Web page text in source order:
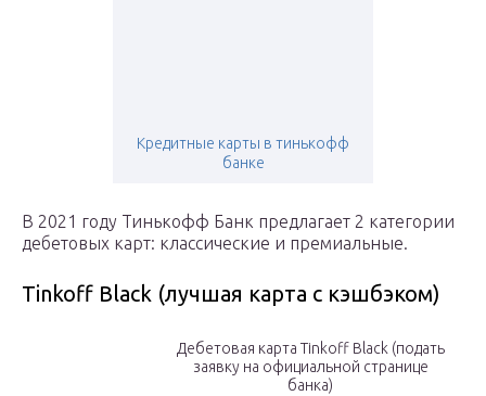
Кредитные карты в тинькофф
банке
В 2021 году Тинькофф Банк предлагает 2 категории
дебетовых карт: классические и премиальные.
Tinkoff Black (лучшая карта с кэшбэком)
Дебетовая карта Tinkoff Black (подать
заявку на официальной странице
банка)